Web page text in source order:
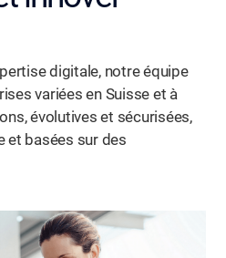
digitale, notre équipe
variées en Suisse et à
évolutives et sécurisées,
et basées sur des